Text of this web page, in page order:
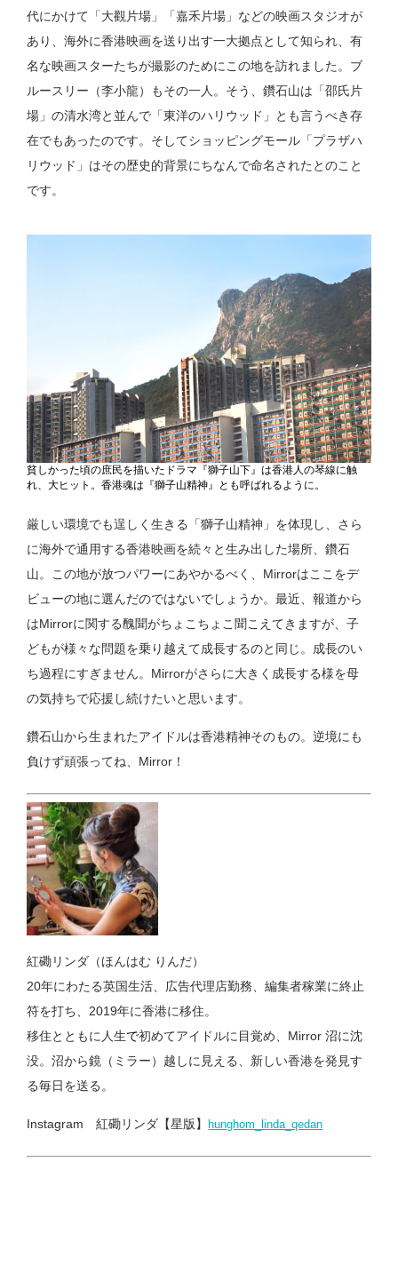
代にかけて「大觀片場」「嘉禾片場」などの映画スタジオが
あり、海外に香港映画を送り出す一大拠点として知られ、有
名な映画スターたちが撮影のためにこの地を訪れました。ブ
ルースリー（李小龍）もその一人。そう、鑽石山は「邵氏片
場」の清水湾と並んで「東洋のハリウッド」とも言うべき存
在でもあったのです。そしてショッピングモール「プラザハ
リウッド」はその歴史的背景にちなんで命名されたとのこと
です。
貧しかった頃の庶民を描いたドラマ『獅子山下』は香港人の琴線に触
れ、大ヒット。香港魂は『獅子山精神』とも呼ばれるように。
厳しい環境でも逞しく生きる「獅子山精神」を体現し、さら
に海外で通用する香港映画を続々と生み出した場所、鑽石
山。この地が放つパワーにあやかるべく、Mirrorはここをデ
ビューの地に選んだのではないでしょうか。最近、報道から
はMirrorに関する醜聞がちょこちょこ聞こえてきますが、子
どもが様々な問題を乗り越えて成長するのと同じ。成長のい
ち過程にすぎません。Mirrorがさらに大きく成長する様を母
の気持ちで応援し続けたいと思います。
鑽石山から生まれたアイドルは香港精神そのもの。逆境にも
負けず頑張ってね、Mirror！
紅磡リンダ（ほんはむ りんだ）
20年にわたる英国生活、広告代理店勤務、編集者稼業に終止
符を打ち、2019年に香港に移住。
移住とともに人生で初めてアイドルに目覚め、Mirror 沼に沈
没。沼から鏡（ミラー）越しに見える、新しい香港を発見す
る毎日を送る。
Instagram 紅磡リンダ【星版】hunghom_linda_qedan